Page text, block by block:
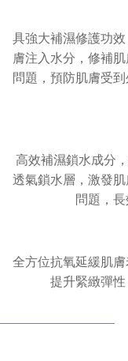
具強大補濕修護功
膚注入水分，修補
問題，預防肌膚受
高效補濕鎖水成分
透氣鎖水層，激發
問題，
全方位抗氧延緩肌
提升緊緻彈